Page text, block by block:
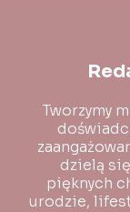
Tworzymy
dzielą
pięknych
urodzie,